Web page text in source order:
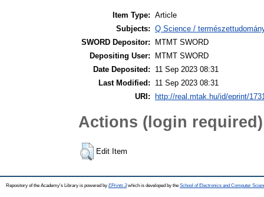
Item Type: Article
Subjects: Q Science /
SWORD Depositor:
MTMT SWORD
Depositing User:
MTMT SWORD
Date Deposited:
11 Sep 2023 08:31
Last Modified:
11 Sep 2023 08:31
URI:
http://real.mtak.hu/id/eprint/
Actions (login required)
Edit Item
Repository of the Academy's Library is powered by EPrints 3which is developed by the School of Electronics and Computer